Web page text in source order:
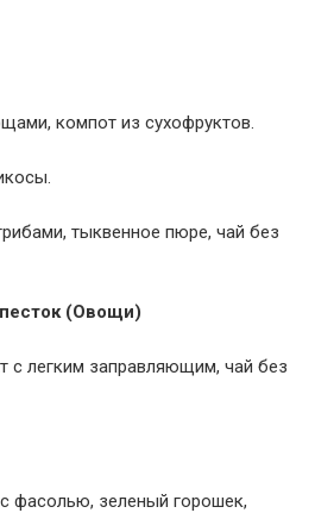
компот из сухофруктов.
тыквенное пюре, чай без
(Овощи)
с легким заправляющим, чай без
фасолью, зеленый горошек,